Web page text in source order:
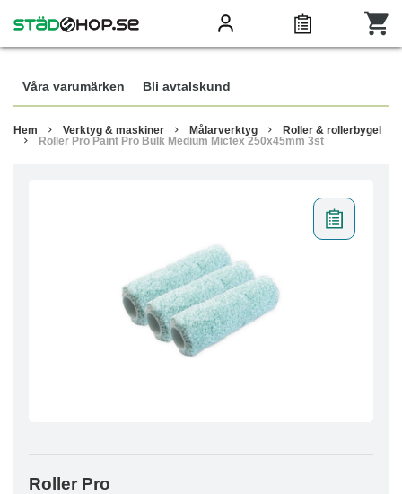
Våra varumärken Bli avtalskund
Hem Verktyg & maskiner Målarverktyg
Roller & rollerbygel
Roller Pro Paint Pro Bulk Medium Mictex 250x45mm 3st
Roller Pro